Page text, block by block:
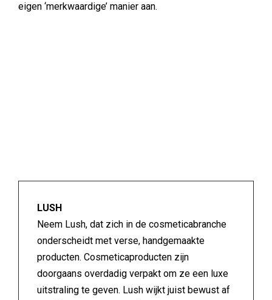
eigen ‘merkwaardige’ manier aan.
LUSH
Neem Lush, dat zich in de cosmeticabranche
onderscheidt met verse, handgemaakte
producten. Cosmeticaproducten zijn
doorgaans overdadig verpakt om ze een luxe
uitstraling te geven. Lush wijkt juist bewust af